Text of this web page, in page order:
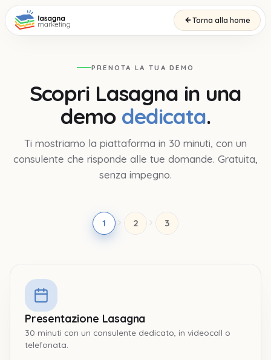
Torna alla home
PRENOTA LA TUA DEMO
Scopri Lasagna in una
demo dedicata.
Ti mostriamo la piattaforma in 30 minuti, con un
consulente che risponde alle tue domande. Gratuita,
senza impegno.
1 2 3
Presentazione Lasagna
30 minuti con un consulente dedicato, in videocall o
telefonata.